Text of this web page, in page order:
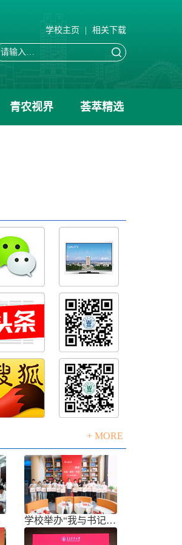
学校主页 相关下载
青农视界 荟萃精选
+ MORE
学校举办“我与书记共话成长”师生面